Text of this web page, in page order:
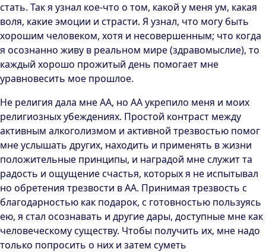
стать. Так я узнал кое-что о том, какой у меня ум, какая
воля, какие эмоции и страсти. Я узнал, что могу быть
хорошим человеком, хотя и несовершенным; что когда
я осознанно живу в реальном мире (здравомыслие), то
каждый хорошо прожитый день помогает мне
уравновесить мое прошлое.
Не религия дала мне АА, но АА укрепило меня и моих
религиозных убеждениях. Простой контраст между
активным алкоголизмом и активной трезвостью помог
мне услышать других, находить и применять в жизни
положительные принципы, и наградой мне служит та
радость и ощущение счастья, которых я не испытывал
но обретения трезвости в АА. Принимая трезвость с
благодарностью как подарок, с готовностью пользуясь
ею, я стал осознавать и другие дары, доступные мне как
человеческому существу. Чтобы получить их, мне надо
только попросить о них и затем суметь